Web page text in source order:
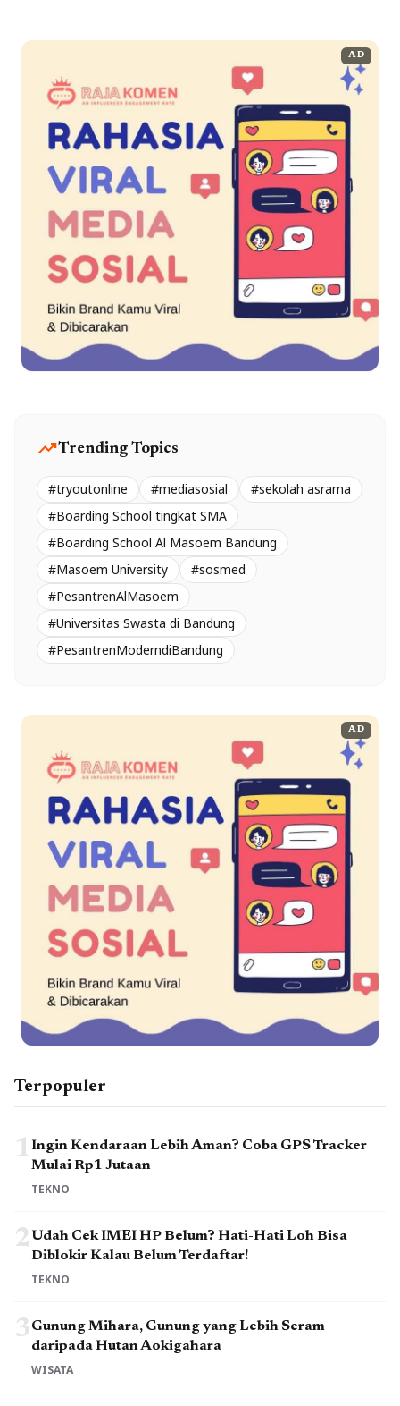
AD
trending_upTrending Topics
#tryoutonline #mediasosial
#sekolah asrama
#Boarding School tingkat SMA
#Boarding School Al Masoem Bandung
#Masoem University
#sosmed
#PesantrenAlMasoem
#Universitas Swasta di Bandung
#PesantrenModerndiBandung
AD
Terpopuler
1Ingin Kendaraan Lebih Aman? Coba GPS Tracker
Mulai Rp1 Jutaan
TEKNO
2Udah Cek IMEI HP Belum? Hati-Hati Loh Bisa
Diblokir Kalau Belum Terdaftar!
TEKNO
3Gunung Mihara, Gunung yang Lebih Seram
daripada Hutan Aokigahara
WISATA